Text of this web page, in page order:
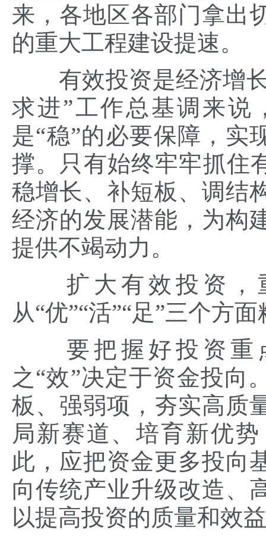
来，各地区各部门拿出
的重大工程建设提速。
有效投资是经济增长
求进”工作总基调来说
是“稳”的必要保障，实
撑。只有始终牢牢抓住
稳增长、补短板、调结
经济的发展潜能，为构
提供不竭动力。
扩大有效投资，
从“优”“活”“足”三个方
要把握好投资重
之“效”决定于资金投向
板、强弱项，夯实高质
局新赛道、培育新优
此，应把资金更多投向
向传统产业升级改造、
以提高投资的质量和效